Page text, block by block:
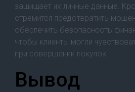
защищает их личные данные.
стремится предотвратить
обеспечить безопасность
чтобы клиенты могли
при совершении покупок.
Вывод